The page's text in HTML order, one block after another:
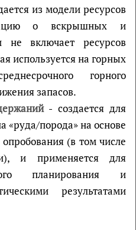
из модели ресурсов
о вскрышных и
включает ресурсов
используется на горных
горного
запасов.
- создается для
«руда/порода» на основе
(в том числе
и применяется для
планирования и
результатами